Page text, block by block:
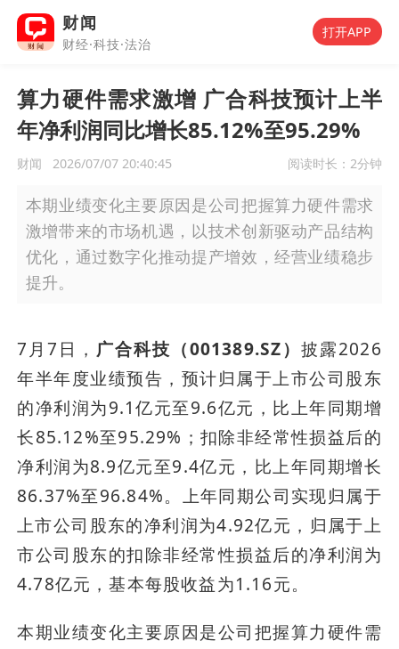
财闻
财经·科技·法治
打开APP
算力硬件需求激增 广合科技预计上半
年净利润同比增长85.12%至95.29%
财闻 2026/07/07 20:40:45 阅读时长： 2分钟
本期业绩变化主要原因是公司把握算力硬件需求
激增带来的市场机遇，以技术创新驱动产品结构
优化，通过数字化推动提产增效，经营业绩稳步
提升。
7月7日， 广合科技（001389.SZ）披露2026
年半年度业绩预告，预计归属于上市公司股东
的净利润为9.1亿元至9.6亿元，比上年同期增
长85.12%至95.29%；扣除非经常性损益后的
净利润为8.9亿元至9.4亿元，比上年同期增长
86.37%至96.84%。上年同期公司实现归属于
上市公司股东的净利润为4.92亿元，归属于上
市公司股东的扣除非经常性损益后的净利润为
4.78亿元，基本每股收益为1.16元。
本期业绩变化主要原因是公司把握算力硬件需